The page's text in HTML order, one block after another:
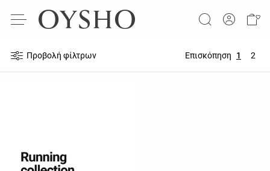
Προβολή φίλτρων Επισκόπηση 1 2